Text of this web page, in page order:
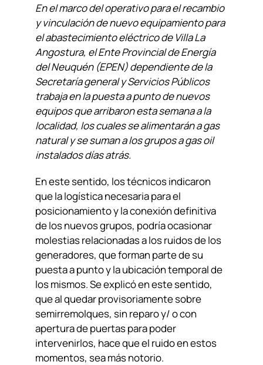
En el marco del operativo para el recambio
y vinculación de nuevo equipamiento para
el abastecimiento eléctrico de Villa La
Angostura, el Ente Provincial de Energía
del Neuquén (EPEN) dependiente de la
Secretaría general y Servicios Públicos
trabaja en la puesta a punto de nuevos
equipos que arribaron esta semana a la
localidad, los cuales se alimentarán a gas
natural y se suman a los grupos a gas oil
instalados días atrás.
En este sentido, los técnicos indicaron
que la logística necesaria para el
posicionamiento y la conexión definitiva
de los nuevos grupos, podría ocasionar
molestias relacionadas a los ruidos de los
generadores, que forman parte de su
puesta a punto y la ubicación temporal de
los mismos. Se explicó en este sentido,
que al quedar provisoriamente sobre
semirremolques, sin reparo y/ o con
apertura de puertas para poder
intervenirlos, hace que el ruido en estos
momentos, sea más notorio.